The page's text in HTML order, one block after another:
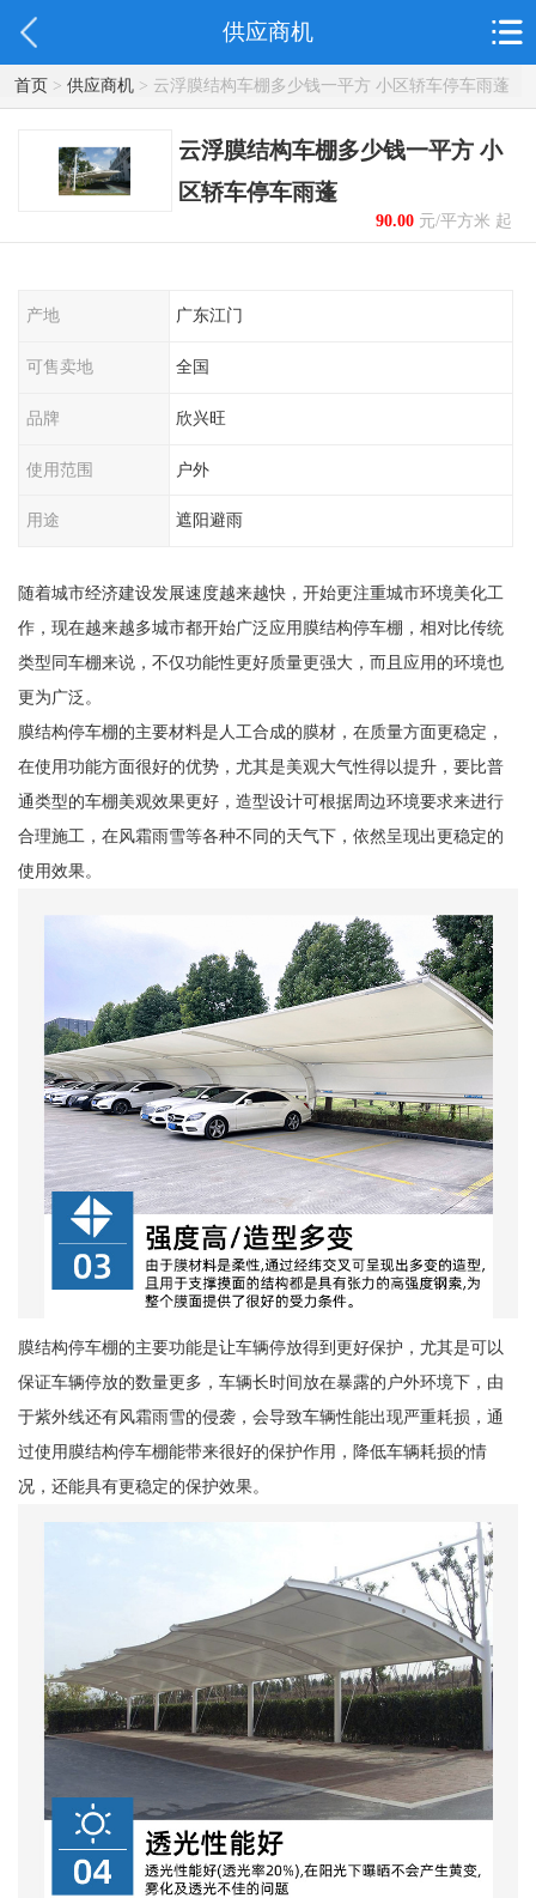
供应商机
首页> 供应商机> 云浮膜结构车棚多少钱一平方 小区轿车停车雨蓬
云浮膜结构车棚多少钱一平方 小
区轿车停车雨蓬
90.00元/平方米 起
产地 广东江门
可售卖地 全国
品牌 欣兴旺
使用范围 户外
用途 遮阳避雨
随着城市经济建设发展速度越来越快，开始更注重城市环境美化工
作，现在越来越多城市都开始广泛应用膜结构停车棚，相对比传统
类型同车棚来说，不仅功能性更好质量更强大，而且应用的环境也
更为广泛。
膜结构停车棚的主要材料是人工合成的膜材，在质量方面更稳定，
在使用功能方面很好的优势，尤其是美观大气性得以提升，要比普
通类型的车棚美观效果更好，造型设计可根据周边环境要求来进行
合理施工，在风霜雨雪等各种不同的天气下，依然呈现出更稳定的
使用效果。
膜结构停车棚的主要功能是让车辆停放得到更好保护，尤其是可以
保证车辆停放的数量更多，车辆长时间放在暴露的户外环境下，由
于紫外线还有风霜雨雪的侵袭，会导致车辆性能出现严重耗损，通
过使用膜结构停车棚能带来很好的保护作用，降低车辆耗损的情
况，还能具有更稳定的保护效果。